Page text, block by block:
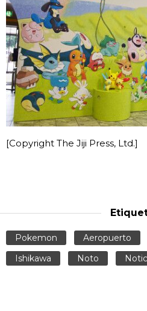
[Copyright The Jiji Press, Ltd.]
Pokemon Aeropuerto
Ishikawa
Noto